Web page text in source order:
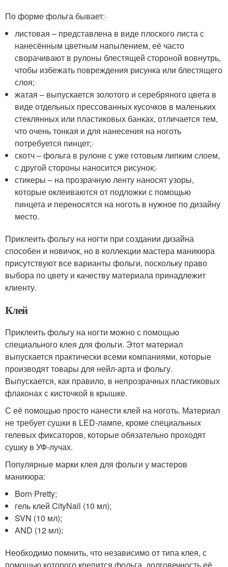
По форме фольга бывает:·
листовая – представлена в виде плоского листа с
нанесённым цветным напылением, её часто
сворачивают в рулоны блестящей стороной вовнутрь,
чтобы избежать повреждения рисунка или блестящего
слоя;·
жатая – выпускается золотого и серебряного цвета в
виде отдельных прессованных кусочков в маленьких
стеклянных или пластиковых банках, отличается тем,
что очень тонкая и для нанесения на ноготь
потребуется пинцет;·
скотч – фольга в рулоне с уже готовым липким слоем,
с другой стороны наносится рисунок;·
стикеры – на прозрачную ленту наносят узоры,
которые оклеиваются от подложки с помощью
пинцета и переносятся на ноготь в нужное по дизайну
место.
Приклеить фольгу на ногти при создании дизайна
способен и новичок, но в коллекции мастера маникюра
присутствуют все варианты фольги, поскольку право
выбора по цвету и качеству материала принадлежит
клиенту.
Клей
Приклеить фольгу на ногти можно с помощью
специального клея для фольги. Этот материал
выпускается практически всеми компаниями, которые
производят товары для нейл-арта и фольгу.
Выпускается, как правило, в непрозрачных пластиковых
флаконах с кисточкой в крышке.
С её помощью просто нанести клей на ноготь. Материал
не требует сушки в LED-лампе, кроме специальных
гелевых фиксаторов, которые обязательно проходят
сушку в УФ-лучах.
Популярные марки клея для фольги у мастеров
маникюра:
Born Pretty;
гель клей CityNail (10 мл);
SVN (10 мл);
AND (12 мл);
Необходимо помнить, что независимо от типа клея, с